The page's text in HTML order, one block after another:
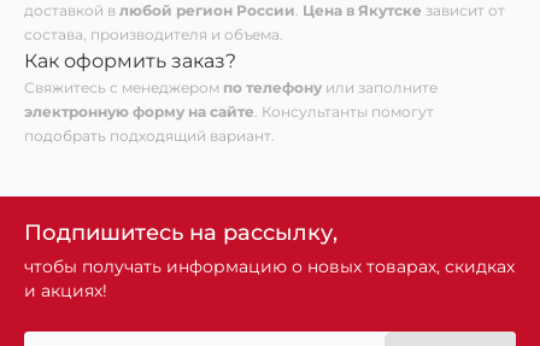
доставкой в любой регион России. Цена в Якутске зависит от
состава, производителя и объема.
Как оформить заказ?
Свяжитесь с менеджером по телефону или заполните
электронную форму на сайте. Консультанты помогут
подобрать подходящий вариант.
Подпишитесь на рассылку,
чтобы получать информацию о новых товарах, скидках
и акциях!